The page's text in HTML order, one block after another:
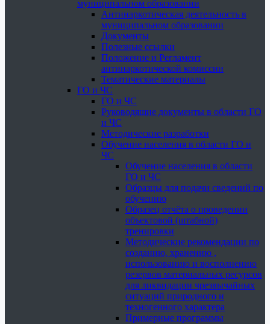
муниципальном образовании
Антинаркотическая деятельность в
муниципальном образовании
Документы
Полезные ссылки
Положение и Регламент
антинаркотической комиссии
Тематические материалы
ГО и ЧС
ГО и ЧС
Руководящие документы в области ГО
и ЧС
Методические разработки
Обучение населения в области ГО и
ЧС
Обучение населения в области
ГО и ЧС
Образцы для подачи сведений по
обучению
Образец отчёта о проведении
объектовой (штабной)
тренировки
Методические рекомендации по
созданию, хранению ,
использованию и восполнению
резервов материальных ресурсов
для ликвидации чрезвычайных
ситуаций природного и
техногенного характера
Примерные программы